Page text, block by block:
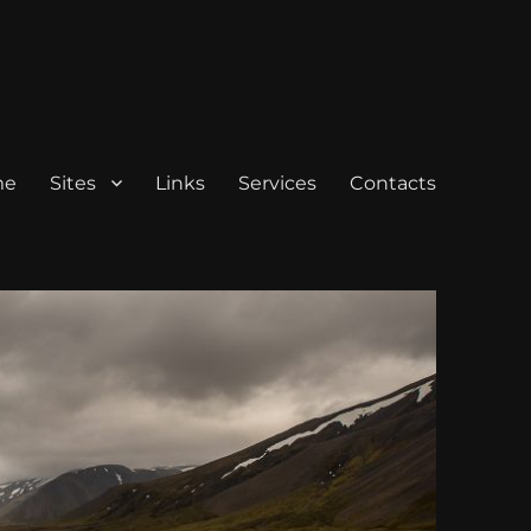
Sites Links Services Contacts